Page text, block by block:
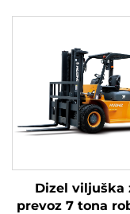
Dizel viljuška
prevoz 7 tona